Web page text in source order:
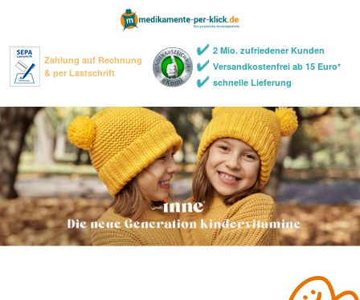
Zahlung auf Rechnung
& per Lastschrift
2 Mio. zufriedener Kunden
Versandkostenfrei ab 15 Euro*
schnelle Lieferung